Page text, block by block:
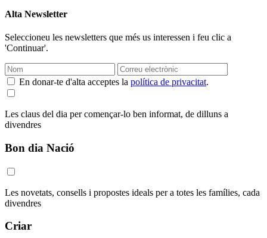
Alta Newsletter
Seleccioneu les newsletters que més us interessen i feu clic a
'Continuar'.
En donar-te d'alta acceptes la política de privacitat.
Les claus del dia per començar-lo ben informat, de dilluns a
divendres
Bon dia Nació
Les novetats, consells i propostes ideals per a totes les famílies, cada
divendres
Criar